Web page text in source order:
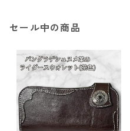
セール中の商品